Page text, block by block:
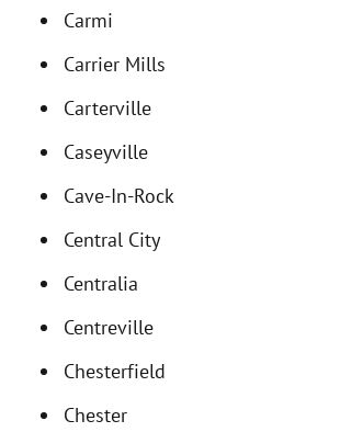
Carmi
Carrier Mills
Carterville
Caseyville
Cave-In-Rock
Central City
Centralia
Centreville
Chesterfield
Chester